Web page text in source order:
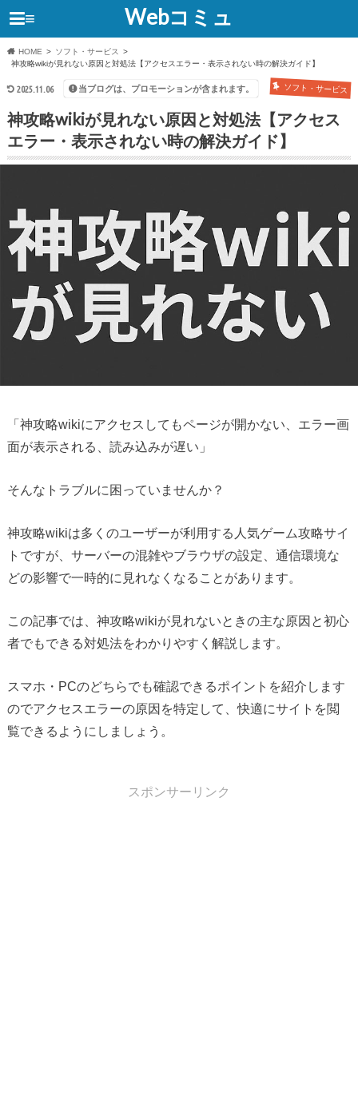
Webコミュ
≡
HOME
ソフト・サービス
神攻略wikiが見れない原因と対処法【アクセスエラー・表示されない時の解決ガイド】
2025.11.06 ソフト・サービス
当ブログは、プロモーションが含まれます。
神攻略wikiが見れない原因と対処法【アクセス
エラー・表示されない時の解決ガイド】
「神攻略wikiにアクセスしてもページが開かない、エラー画
面が表示される、読み込みが遅い」
そんなトラブルに困っていませんか？
神攻略wikiは多くのユーザーが利用する人気ゲーム攻略サイ
トですが、サーバーの混雑やブラウザの設定、通信環境な
どの影響で一時的に見れなくなることがあります。
この記事では、神攻略wikiが見れないときの主な原因と初心
者でもできる対処法をわかりやすく解説します。
スマホ・PCのどちらでも確認できるポイントを紹介します
のでアクセスエラーの原因を特定して、快適にサイトを閲
覧できるようにしましょう。
スポンサーリンク